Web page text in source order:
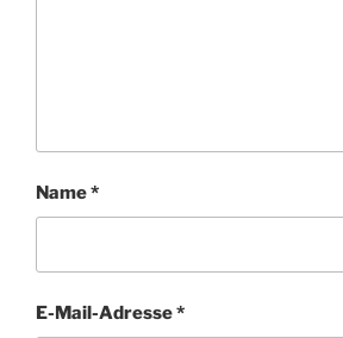
Name*
E-Mail-Adresse*